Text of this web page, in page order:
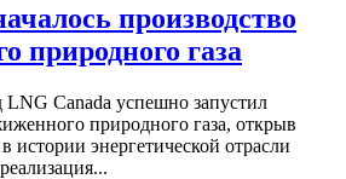
производство
природного газа
LNG Canada успешно запустил
природного газа, открыв
истории энергетической отрасли